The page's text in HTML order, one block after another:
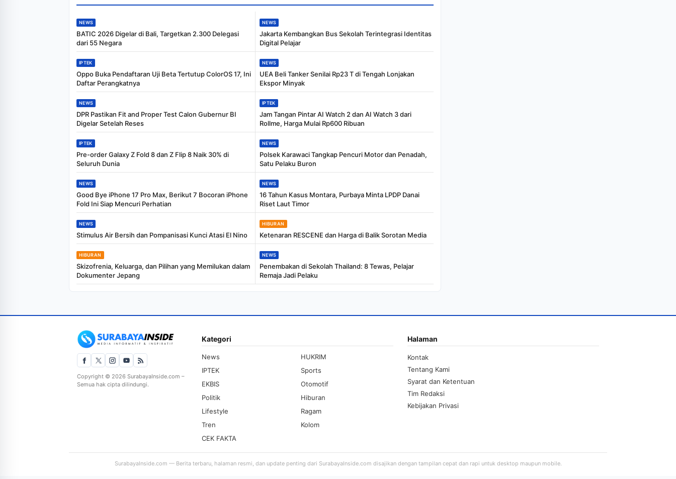
NEWS
BATIC 2026 Digelar di Bali, Targetkan 2.300 Delegasi
dari 55 Negara
NEWS
Jakarta Kembangkan Bus Sekolah Terintegrasi Identitas
Digital Pelajar
IPTEK
Oppo Buka Pendaftaran Uji Beta Tertutup ColorOS 17, Ini
Daftar Perangkatnya
NEWS
UEA Beli Tanker Senilai Rp23 T di Tengah Lonjakan
Ekspor Minyak
NEWS
DPR Pastikan Fit and Proper Test Calon Gubernur BI
Digelar Setelah Reses
IPTEK
Jam Tangan Pintar AI Watch 2 dan AI Watch 3 dari
Rollme, Harga Mulai Rp600 Ribuan
IPTEK
Pre-order Galaxy Z Fold 8 dan Z Flip 8 Naik 30% di
Seluruh Dunia
NEWS
Polsek Karawaci Tangkap Pencuri Motor dan Penadah,
Satu Pelaku Buron
NEWS
Good Bye iPhone 17 Pro Max, Berikut 7 Bocoran iPhone
Fold Ini Siap Mencuri Perhatian
NEWS
16 Tahun Kasus Montara, Purbaya Minta LPDP Danai
Riset Laut Timor
NEWS
Stimulus Air Bersih dan Pompanisasi Kunci Atasi El Nino
HIBURAN
Ketenaran RESCENE dan Harga di Balik Sorotan Media
HIBURAN
Skizofrenia, Keluarga, dan Pilihan yang Memilukan dalam
Dokumenter Jepang
NEWS
Penembakan di Sekolah Thailand: 8 Tewas, Pelajar
Remaja Jadi Pelaku
Copyright © 2026 SurabayaInside.com –
Semua hak cipta dilindungi.
Kategori
News
HUKRIM
IPTEK
Sports
EKBIS
Otomotif
Politik
Hiburan
Lifestyle
Ragam
Tren
Kolom
CEK FAKTA
Halaman
Kontak
Tentang Kami
Syarat dan Ketentuan
Tim Redaksi
Kebijakan Privasi
SurabayaInside.com — Berita terbaru, halaman resmi, dan update penting dari SurabayaInside.com disajikan dengan tampilan cepat dan rapi untuk desktop maupun mobile.